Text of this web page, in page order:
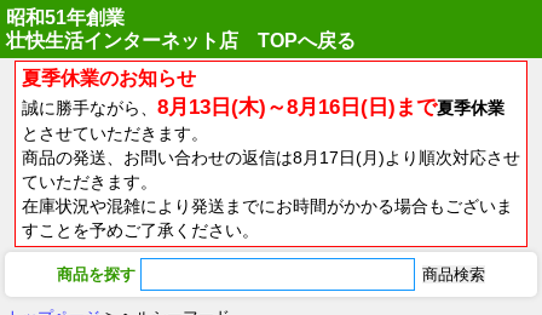
昭和51年創業
壮快生活インターネット店 TOPへ戻る
夏季休業のお知らせ
誠に勝手ながら、 8月13日(木)～8月16日(日)まで夏季休業
とさせていただきます。
商品の発送、お問い合わせの返信は8月17日(月)より順次対応させ
ていただきます。
在庫状況や混雑により発送までにお時間がかかる場合もございま
すことを予めご了承ください。
商品を探す